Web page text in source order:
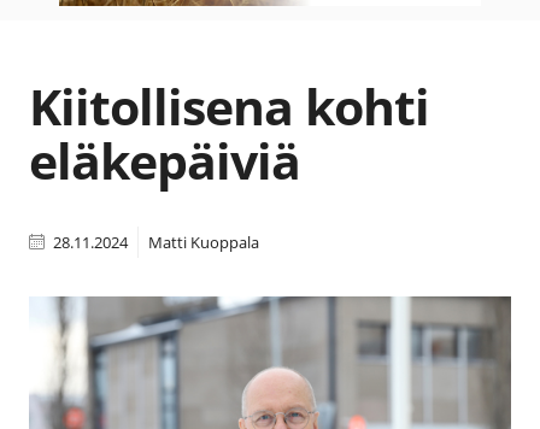
Kiitollisena kohti
eläkepäiviä
28.11.2024 Matti Kuoppala